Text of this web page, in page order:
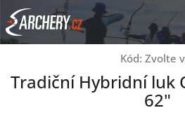
Přejít
na
obsah
Kód: Zvolte
Tradiční Hybridní luk
62"